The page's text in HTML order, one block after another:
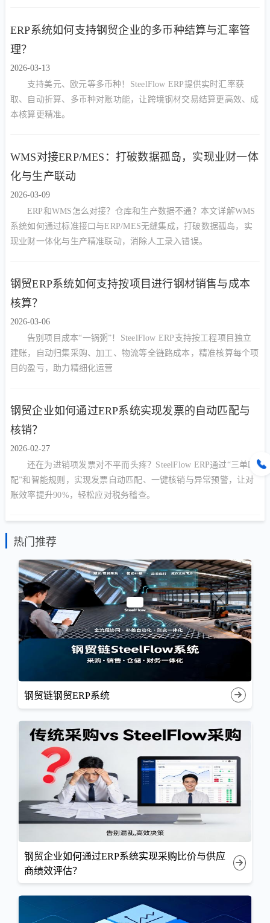
ERP系统如何支持钢贸企业的多币种结算与汇率管
理？
2026-03-13
支持美元、欧元等多币种！SteelFlow ERP提供实时汇率获
取、自动折算、多币种对账功能，让跨境钢材交易结算更高效、成
本核算更精准。
WMS对接ERP/MES：打破数据孤岛，实现业财一体
化与生产联动
2026-03-09
ERP和WMS怎么对接？仓库和生产数据不通？本文详解WMS
系统如何通过标准接口与ERP/MES无缝集成，打破数据孤岛，实
现业财一体化与生产精准联动，消除人工录入错误。
钢贸ERP系统如何支持按项目进行钢材销售与成本
核算？
2026-03-06
告别项目成本“一锅粥”！SteelFlow ERP支持按工程项目独立
建账，自动归集采购、加工、物流等全链路成本，精准核算每个项
目的盈亏，助力精细化运营
钢贸企业如何通过ERP系统实现发票的自动匹配与
核销？
2026-02-27
还在为进销项发票对不平而头疼？SteelFlow ERP通过“三单匹
配”和智能规则，实现发票自动匹配、一键核销与异常预警，让对
账效率提升90%，轻松应对税务稽查。
热门推荐
钢贸链钢贸ERP系统
钢贸企业如何通过ERP系统实现采购比价与供应
商绩效评估？